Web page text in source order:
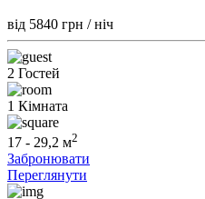
від 5840 грн / ніч
2 Гостей
1 Кімната
17 - 29,2 м2
Забронювати
Переглянути